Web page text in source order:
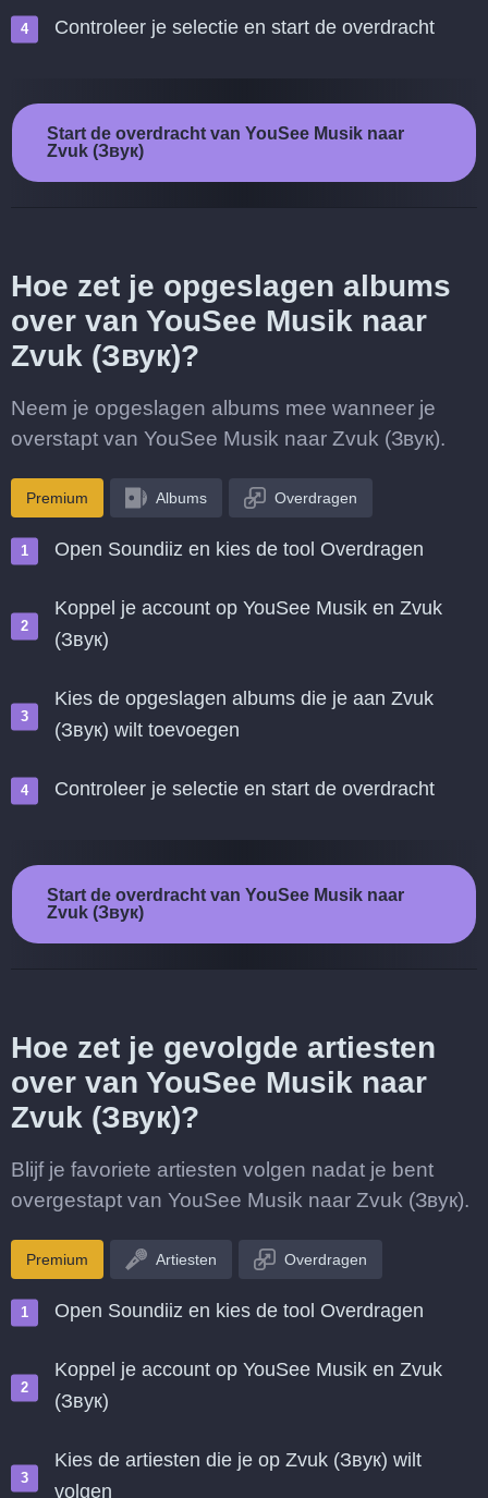
Controleer je selectie en start de overdracht
Start de overdracht van YouSee Musik naar
Zvuk (Звук)
Hoe zet je opgeslagen albums
over van YouSee Musik naar
Zvuk (Звук)?
Neem je opgeslagen albums mee wanneer je
overstapt van YouSee Musik naar Zvuk (Звук).
Premium Albums Overdragen
Open Soundiiz en kies de tool Overdragen
Koppel je account op YouSee Musik en Zvuk
(Звук)
Kies de opgeslagen albums die je aan Zvuk
(Звук) wilt toevoegen
Controleer je selectie en start de overdracht
Start de overdracht van YouSee Musik naar
Zvuk (Звук)
Hoe zet je gevolgde artiesten
over van YouSee Musik naar
Zvuk (Звук)?
Blijf je favoriete artiesten volgen nadat je bent
overgestapt van YouSee Musik naar Zvuk (Звук).
Premium Artiesten Overdragen
Open Soundiiz en kies de tool Overdragen
Koppel je account op YouSee Musik en Zvuk
(Звук)
Kies de artiesten die je op Zvuk (Звук) wilt
volgen